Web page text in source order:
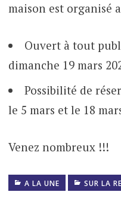
maison est organisé
Ouvert à tout
dimanche 19 mars
Possibilité de
le 5 mars et le 18
Venez nombreux !!!
A LA UNE SUR LA